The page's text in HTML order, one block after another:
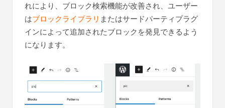
れにより、ブロック検索機能が改善され、ユーザー
はブロックライブラリ またはサードパーティプラグ
インによって追加されたブロックを発見できるよう
になります。